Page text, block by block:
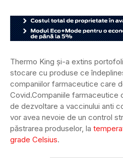
Thermo King și-a extins
stocare cu produse ce
companiilor farmaceutice care
Covid.Companiile farmaceutice
de dezvoltare a vaccinului anti
vor avea nevoie de un control
păstrarea produselor, la
grade Celsius.